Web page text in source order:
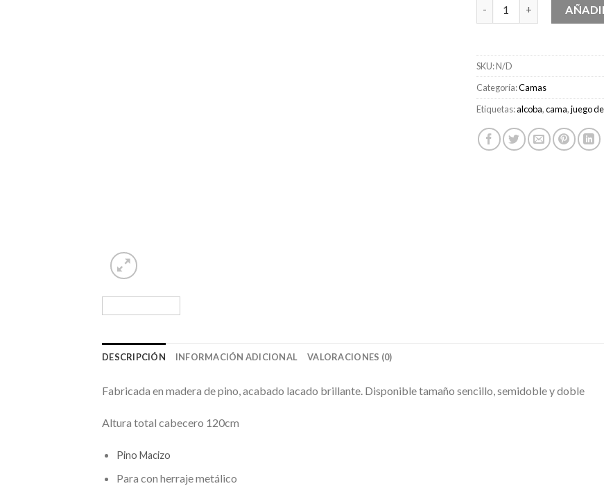
Cama Londres cantidad
SKU:N/D
Categoría:Camas
Etiquetas:alcoba,cama,juego
DESCRIPCIÓN INFORMACIÓN ADICIONAL VALORACIONES (0)
Fabricada en madera de pino, acabado lacado brillante. Disponible tamaño sencillo, semidoble y doble
Altura total cabecero 120cm
Pino Macizo
Para con herraje metálico